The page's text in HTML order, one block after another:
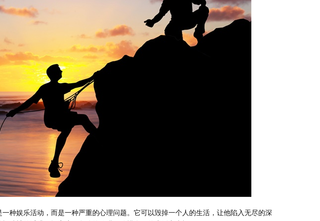
种娱乐活动，而是一种严重的心理问题。它可以毁掉一个人的生活，让他陷入无尽的深